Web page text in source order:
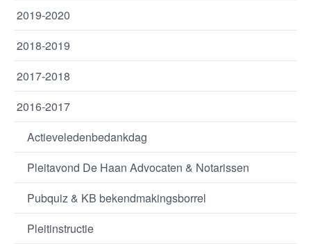
2019-2020
2018-2019
2017-2018
2016-2017
Actieveledenbedankdag
Pleitavond De Haan Advocaten & Notarissen
Pubquiz & KB bekendmakingsborrel
Pleitinstructie